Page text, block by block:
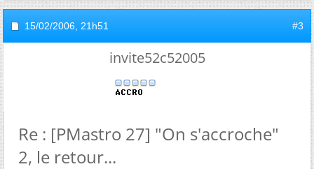
15/02/2006, 21h51 #3
invite52c52005
Re : [PMastro 27] "On s'accroche"
2, le retour...